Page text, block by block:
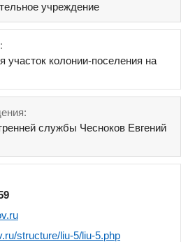
учреждение
участок колонии-поселения на
службы Чесноков Евгений
structure/liu-5/liu-5.php